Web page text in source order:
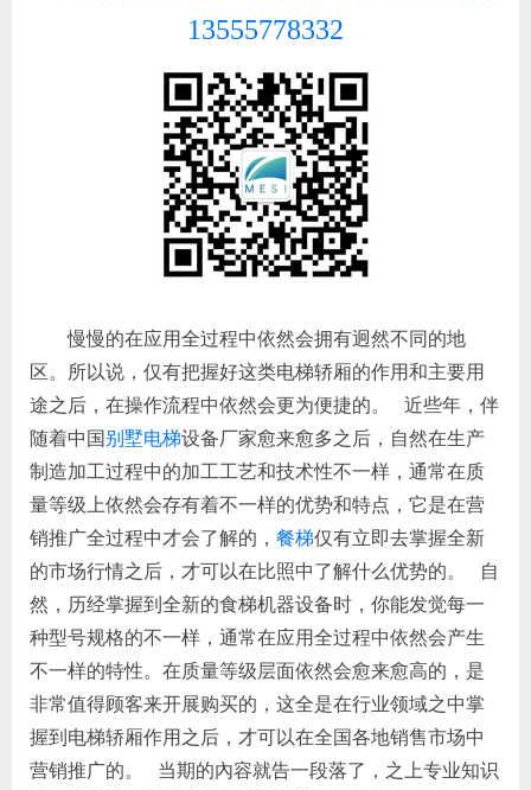
13555778332
慢慢的在应用全过程中依然会拥有迥然不同的地
区。所以说，仅有把握好这类电梯轿厢的作用和主要用
途之后，在操作流程中依然会更为便捷的。 近些年，伴
随着中国 别墅电梯设备厂家愈来愈多之后，自然在生产
制造加工过程中的加工工艺和技术性不一样，通常在质
量等级上依然会存有着不一样的优势和特点，它是在营
销推广全过程中才会了解的， 餐梯仅有立即去掌握全新
的市场行情之后，才可以在比照中了解什么优势的。 自
然，历经掌握到全新的食梯机器设备时，你能发觉每一
种型号规格的不一样，通常在应用全过程中依然会产生
不一样的特性。在质量等级层面依然会愈来愈高的，是
非常值得顾客来开展购买的，这全是在行业领域之中掌
握到电梯轿厢作用之后，才可以在全国各地销售市场中
营销推广的。 当期的內容就告一段落了，之上专业知识